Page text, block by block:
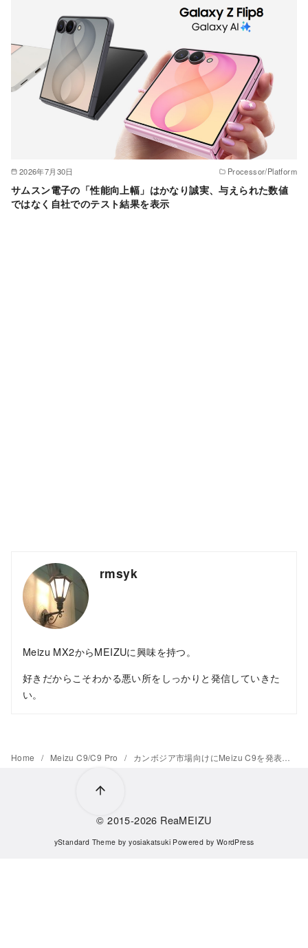
2026年7月30日 Processor/Platform
サムスン電子の「性能向上幅」はかなり誠実、与えられた数値
ではなく自社でのテスト結果を表示
rmsyk
Meizu MX2からMEIZUに興味を持つ。
好きだからこそわかる悪い所をしっかりと発信していきた
い。
Home Meizu C9/C9 Pro カンボジア市場向けにMeizu C9を発表。価格は88米ドル(約10,000円)
© 2015-2026 ReaMEIZU
yStandard Theme byyosiakatsuki Powered by WordPress